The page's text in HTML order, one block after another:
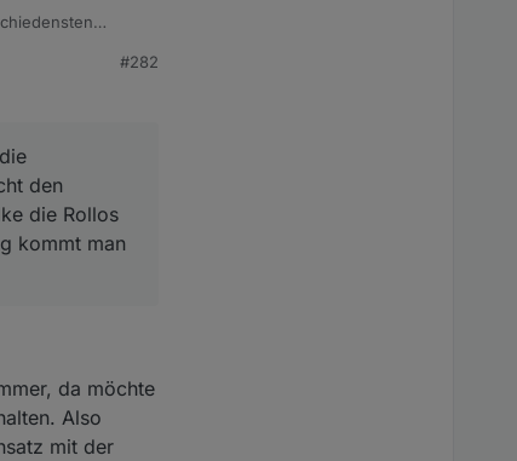
ähnlich#282
den
die Rollos
kommt man
da möchte
Also
mit der